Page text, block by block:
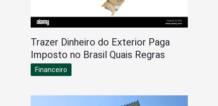
Trazer Dinheiro do Exterior Paga
Imposto no Brasil Quais Regras
Financeiro